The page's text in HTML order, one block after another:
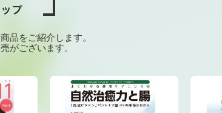
品をご紹介します。
がございます。